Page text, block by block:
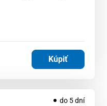
Kúpiť
do 5 dní